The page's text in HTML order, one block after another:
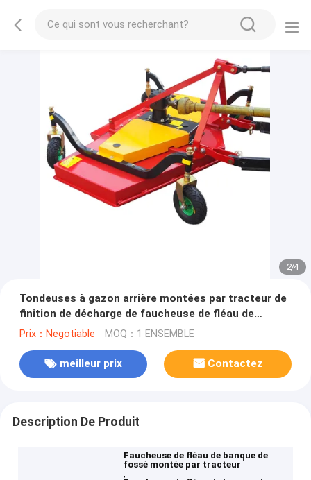
2/4
Tondeuses à gazon arrière montées par tracteur de
finition de décharge de faucheuse de fléau de
banque de fossé de 3 points
Prix：Negotiable MOQ：1 ENSEMBLE
meilleur prix Contactez
Description De Produit
Faucheuse de fléau de banque de
fossé montée par tracteur
,